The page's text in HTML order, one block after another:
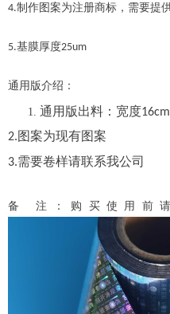
4.制作图案为注册商标，需要提
5.基膜厚度25um
通用版介绍：
通用版出料： 宽度16cm
2.图案为现有图案
3.需要卷样请联系我公司
备 注：购买使用前